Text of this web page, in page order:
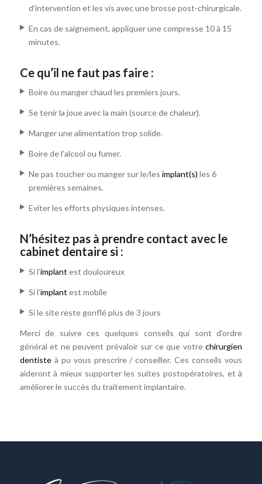
d’intervention et les vis avec une brosse post-chirurgicale.
En cas de saignement, appliquer une compresse 10 à 15
minutes.
Ce qu’il ne faut pas faire :
Boire ou manger chaud les premiers jours.
Se tenir la joue avec la main (source de chaleur).
Manger une alimentation trop solide.
Boire de l’alcool ou fumer.
Ne pas toucher ou manger sur le/les implant(s) les 6
premières semaines.
Eviter les efforts physiques intenses.
N’hésitez pas à prendre contact avec le
cabinet dentaire si :
Si l’implant est douloureux
Si l’implant est mobile
Si le site reste gonflé plus de 3 jours
Merci de suivre ces quelques conseils qui sont d’ordre
général et ne peuvent prévaloir sur ce que votrechirurgien
dentisteà pu vous prescrire / conseiller. Ces conseils vous
aideront à mieux supporter les suites postopératoires, et à
améliorer le succès du traitement implantaire.